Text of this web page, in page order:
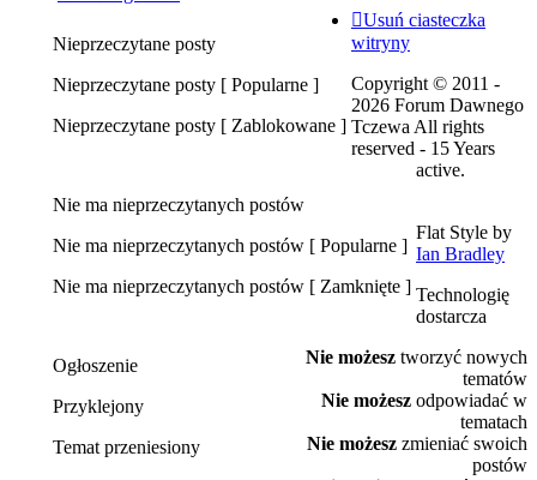
Nieprzeczytane
posty
Nieprzeczytane posty
Nieprzeczytane
posty
]
Nieprzeczytane posty [ Popularne ]
[
Zablokowane
]
Nieprzeczytane posty [ Zablokowane ]
Nie
ma
nieprzeczytanych
postów
Nie ma nieprzeczytanych postów
Nie
ma
[
]
Nie ma nieprzeczytanych postów [ Popularne ]
nieprzeczytanych
postów
[
]
Nie ma nieprzeczytanych postów [ Zamknięte ]
Ogłoszenie
Ogłoszenie
Przyklejony
Przyklejony
Temat przeniesiony
Nie możesz tworzyć nowych
tematów
Nie możesz odpowiadać w
tematach
Nie możesz zmieniać swoich
postów
Usuń ciasteczka
witryny
Copyright © 2011 -
2026 Forum Dawnego
Tczewa All rights
reserved - 15 Years
active.
Flat Style by
Ian Bradley
Technologię
dostarcza